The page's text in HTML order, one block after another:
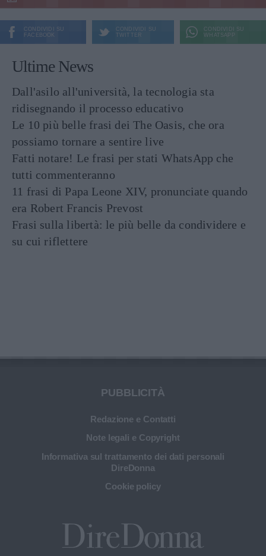
CONDIVIDI SU
FACEBOOK
CONDIVIDI SU
TWITTER
CONDIVIDI SU
WHATSAPP
Ultime News
Dall'asilo all'università, la tecnologia sta
ridisegnando il processo educativo
Le 10 più belle frasi dei The Oasis, che ora
possiamo tornare a sentire live
Fatti notare! Le frasi per stati WhatsApp che
tutti commenteranno
11 frasi di Papa Leone XIV, pronunciate quando
era Robert Francis Prevost
Frasi sulla libertà: le più belle da condividere e
su cui riflettere
PUBBLICITÀ
Redazione e Contatti
Note legali e Copyright
Informativa sul trattamento dei dati personali
DireDonna
Cookie policy